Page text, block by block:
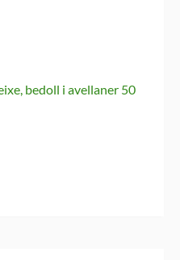
bedoll i avellaner 50